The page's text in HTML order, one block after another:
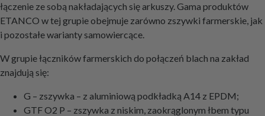
łączenie ze sobą nakładających się arkuszy. Gama produktów
ETANCO w tej grupie obejmuje zarówno zszywki farmerskie, jak
i pozostałe warianty samowiercące.
W grupie łączników farmerskich do połączeń blach na zakład
znajdują się:
G – zszywka – z aluminiową podkładką A14 z EPDM;
GTF O2 P – zszywka z niskim, zaokrąglonym łbem typu